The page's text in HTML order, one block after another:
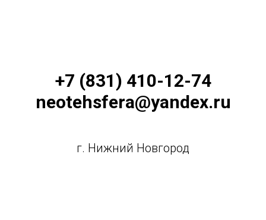
+7 (831) 410-12-74
neotehsfera@yandex.ru
г. Нижний Новгород